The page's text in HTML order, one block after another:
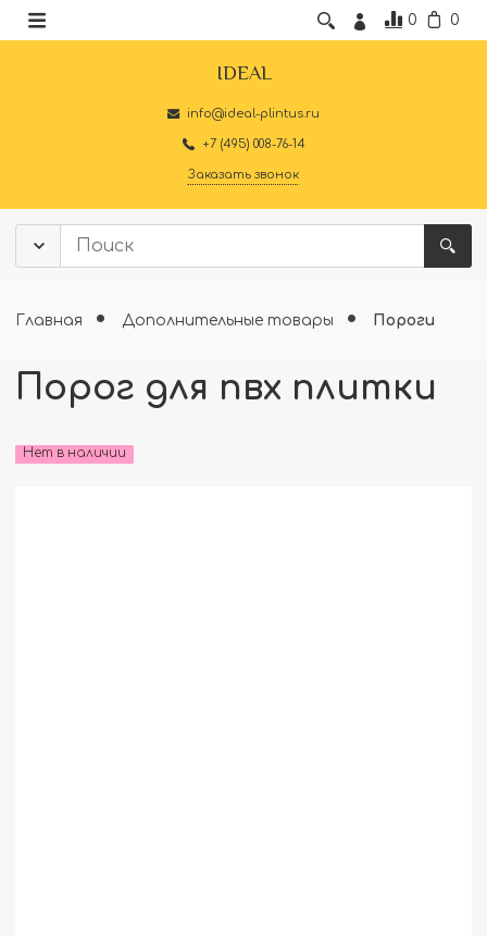
0 0
IDEAL
info@ideal-plintus.ru
+7 (495) 008-76-14
Заказать звонок
Главная Дополнительные товары Пороги
Порог для пвх плитки
Нет в наличии